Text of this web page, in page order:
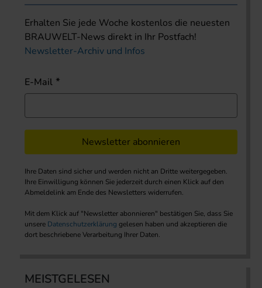
Erhalten Sie jede Woche kostenlos die neuesten
BRAUWELT-News direkt in Ihr Postfach!
Newsletter-Archiv und Infos
E-Mail
Newsletter abonnieren
Ihre Daten sind sicher und werden nicht an Dritte weitergegeben.
Ihre Einwilligung können Sie jederzeit durch einen Klick auf den
Abmeldelink am Ende des Newsletters widerrufen.
Mit dem Klick auf "Newsletter abonnieren" bestätigen Sie, dass Sie
unsere Datenschutzerklärung gelesen haben und akzeptieren die
dort beschriebene Verarbeitung Ihrer Daten.
MEISTGELESEN